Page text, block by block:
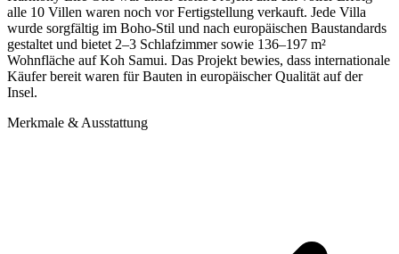
alle 10 Villen waren noch vor Fertigstellung verkauft. Jede Villa
wurde sorgfältig im Boho-Stil und nach europäischen Baustandards
gestaltet und bietet 2–3 Schlafzimmer sowie 136–197 m²
Wohnfläche auf Koh Samui. Das Projekt bewies, dass internationale
Käufer bereit waren für Bauten in europäischer Qualität auf der
Insel.
Merkmale & Ausstattung